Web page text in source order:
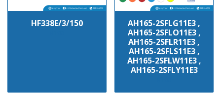
HF338E/3/150 AH165-2SFLG11E3 ,
AH165-2SFLO11E3 ,
AH165-2SFLR11E3 ,
AH165-2SFLS11E3 ,
AH165-2SFLW11E3 ,
AH165-2SFLY11E3